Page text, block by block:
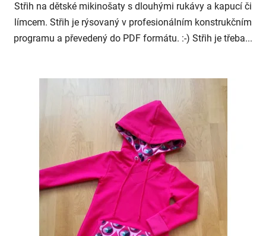
Střih na dětské mikinošaty s dlouhými rukávy a kapucí či
límcem. Střih je rýsovaný v profesionálním konstrukčním
programu a převedený do PDF formátu. :-) Střih je třeba...